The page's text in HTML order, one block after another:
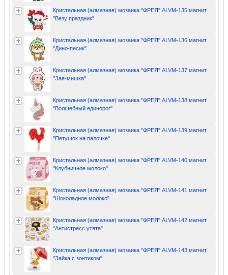
Кристальная (алмазная) мозаика "ФРЕЯ" ALVM-135 магнит
"Везу праздник"
Кристальная (алмазная) мозаика "ФРЕЯ" ALVM-136 магнит
"Дино-песик"
Кристальная (алмазная) мозаика "ФРЕЯ" ALVM-137 магнит
"Зая-мишка"
Кристальная (алмазная) мозаика "ФРЕЯ" ALVM-138 магнит
"Волшебный единорог"
Кристальная (алмазная) мозаика "ФРЕЯ" ALVM-139 магнит
"Петушок на палочке"
Кристальная (алмазная) мозаика "ФРЕЯ" ALVM-140 магнит
"Клубничное молоко"
Кристальная (алмазная) мозаика "ФРЕЯ" ALVM-141 магнит
"Шоколадное молоко"
Кристальная (алмазная) мозаика "ФРЕЯ" ALVM-142 магнит
"Антистресс утята"
Кристальная (алмазная) мозаика "ФРЕЯ" ALVM-143 магнит
"Зайка с зонтиком"